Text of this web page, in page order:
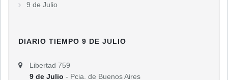
9 de Julio
DIARIO TIEMPO 9 DE JULIO
Libertad 759
9 de Julio - Pcia. de Buenos Aires